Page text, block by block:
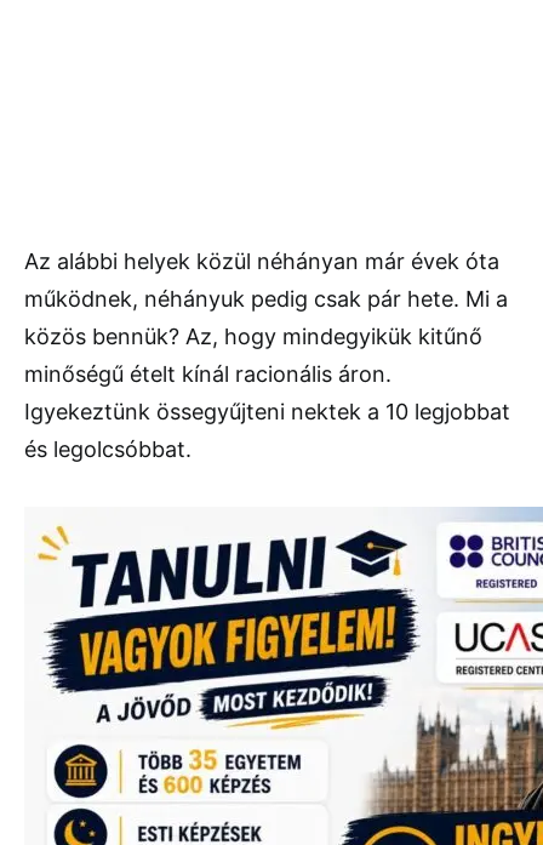
Az alábbi helyek közül néhányan már évek óta
működnek, néhányuk pedig csak pár hete. Mi a
közös bennük? Az, hogy mindegyikük kitűnő
minőségű ételt kínál racionális áron.
Igyekeztünk össegyűjteni nektek a 10 legjobbat
és legolcsóbbat.